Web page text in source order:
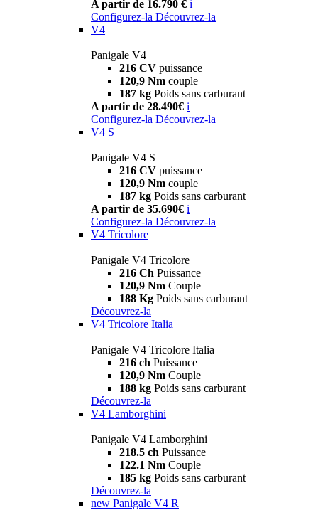
A partir de 16.790 € i
Configurez-la Découvrez-la
V4
Panigale V4
216 CV puissance
120,9 Nm couple
187 kg Poids sans carburant
A partir de 28.490€ i
Configurez-la Découvrez-la
V4 S
Panigale V4 S
216 CV puissance
120,9 Nm couple
187 kg Poids sans carburant
A partir de 35.690€ i
Configurez-la Découvrez-la
V4 Tricolore
Panigale V4 Tricolore
216 Ch Puissance
120,9 Nm Couple
188 Kg Poids sans carburant
Découvrez-la
V4 Tricolore Italia
Panigale V4 Tricolore Italia
216 ch Puissance
120,9 Nm Couple
188 kg Poids sans carburant
Découvrez-la
V4 Lamborghini
Panigale V4 Lamborghini
218.5 ch Puissance
122.1 Nm Couple
185 kg Poids sans carburant
Découvrez-la
new Panigale V4 R